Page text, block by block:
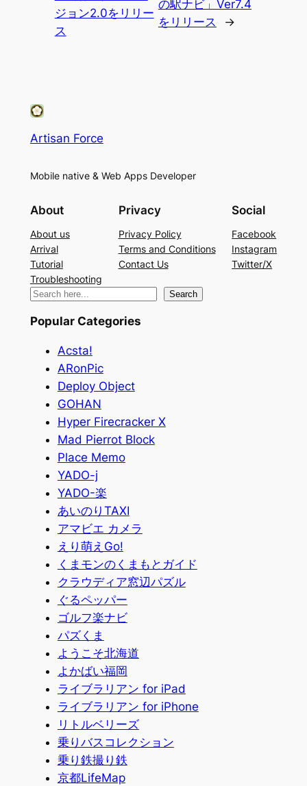
ジョン2.0をリリー
ス
の駅ナビ」Ver7.4
をリリース
→
Artisan Force
Mobile native & Web Apps Developer
About
About us
Arrival
Tutorial
Troubleshooting
Privacy
Privacy Policy
Terms and Conditions
Contact Us
Social
Facebook
Instagram
Twitter/X
検
Search
Popular Categories
Acsta!
ARonPic
Deploy Object
GOHAN
Hyper Firecracker X
Mad Pierrot Block
Place Memo
YADO-j
YADO-楽
あいのりTAXI
アマビエ カメラ
えり萌えGo!
くまモンのくまもとガイド
クラウディア窓辺パズル
ぐるペッパー
ゴルフ楽ナビ
パズくま
ようこそ北海道
よかばい福岡
ライブラリアン for iPad
ライブラリアン for iPhone
リトルベリーズ
乗りバスコレクション
乗り鉄撮り鉄
京都LifeMap